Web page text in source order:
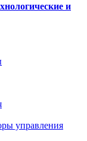
и
управления